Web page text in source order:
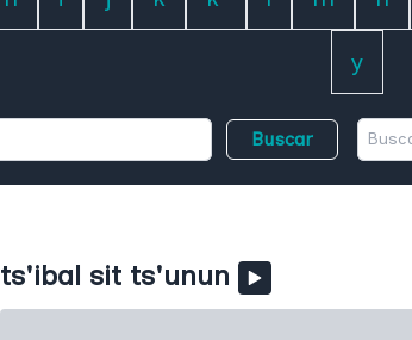
y
Buscar
ts'ibal sit ts'unun